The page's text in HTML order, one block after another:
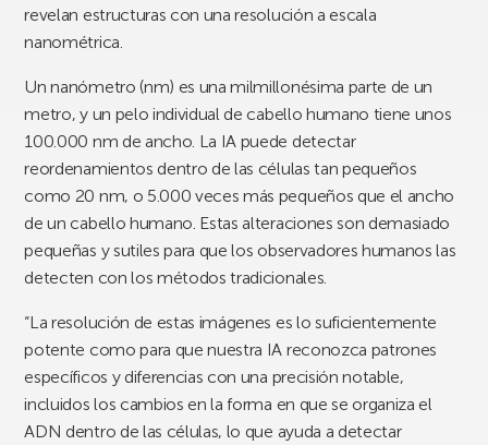
revelan estructuras con una resolución a escala
nanométrica.
Un nanómetro (nm) es una milmillonésima parte de un
metro, y un pelo individual de cabello humano tiene unos
100.000 nm de ancho. La IA puede detectar
reordenamientos dentro de las células tan pequeños
como 20 nm, o 5.000 veces más pequeños que el ancho
de un cabello humano. Estas alteraciones son demasiado
pequeñas y sutiles para que los observadores humanos las
detecten con los métodos tradicionales.
“La resolución de estas imágenes es lo suficientemente
potente como para que nuestra IA reconozca patrones
específicos y diferencias con una precisión notable,
incluidos los cambios en la forma en que se organiza el
ADN dentro de las células, lo que ayuda a detectar